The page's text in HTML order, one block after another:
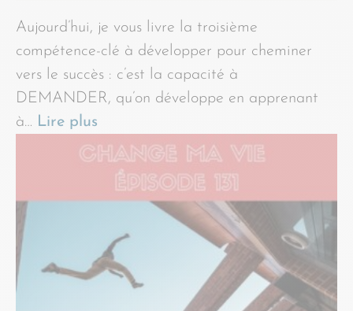
Aujourd’hui, je vous livre la troisième
compétence-clé à développer pour cheminer
vers le succès : c’est la capacité à
DEMANDER, qu’on développe en apprenant
à… Lire plus